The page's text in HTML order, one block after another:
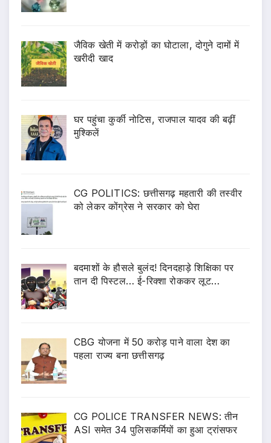
जैविक खेती में करोड़ों का घोटाला, दोगुने दामों में
खरीदी खाद
घर पहुंचा कुर्की नोटिस, राजपाल यादव की बढ़ीं
मुश्किलें
CG POLITICS: छत्तीसगढ़ महतारी की तस्वीर
को लेकर कोंग्रेस ने सरकार को घेरा
बदमाशों के हौसले बुलंद! दिनदहाड़े शिक्षिका पर
तान दी पिस्टल… ई-रिक्शा रोककर लूट…
CBG योजना में 50 करोड़ पाने वाला देश का
पहला राज्य बना छत्तीसगढ़
CG POLICE TRANSFER NEWS: तीन
ASI समेत 34 पुलिसकर्मियों का हुआ ट्रांसफर